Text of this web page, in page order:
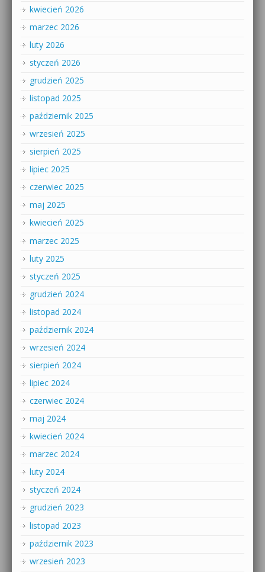
kwiecień 2026
marzec 2026
luty 2026
styczeń 2026
grudzień 2025
listopad 2025
październik 2025
wrzesień 2025
sierpień 2025
lipiec 2025
czerwiec 2025
maj 2025
kwiecień 2025
marzec 2025
luty 2025
styczeń 2025
grudzień 2024
listopad 2024
październik 2024
wrzesień 2024
sierpień 2024
lipiec 2024
czerwiec 2024
maj 2024
kwiecień 2024
marzec 2024
luty 2024
styczeń 2024
grudzień 2023
listopad 2023
październik 2023
wrzesień 2023